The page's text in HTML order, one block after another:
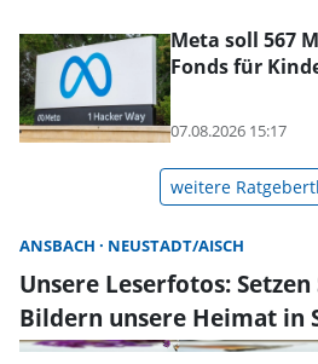
Meta soll 567
Fonds für
07.08.2026 15:17
weitere
ANSBACH NEUSTADT/AISCH
Unsere Leserfotos:
Bildern unsere Heimat in